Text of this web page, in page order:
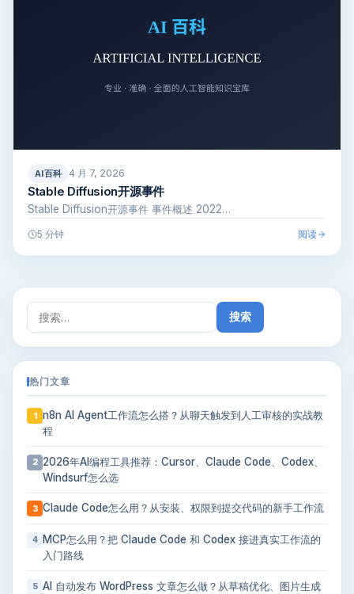
AI百科 4 月 7, 2026
Stable Diffusion开源事件
Stable Diffusion开源事件 事件概述 2022…
5 分钟 阅读
索：
热门文章
1 n8n AI Agent工作流怎么搭？从聊天触发到人工审核的实战教
程
2 2026年AI编程工具推荐：Cursor、Claude Code、Codex、
Windsurf怎么选
3 Claude Code怎么用？从安装、权限到提交代码的新手工作流
4
MCP怎么用？把 Claude Code 和 Codex 接进真实工作流的
入门路线
5 AI 自动发布 WordPress 文章怎么做？从草稿优化、图片生成